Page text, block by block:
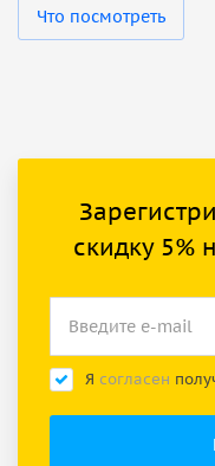
Что посмотреть
скидку 5%
Я согласен